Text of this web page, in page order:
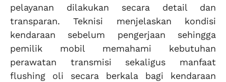
pelayanan dilakukan secara detail dan
transparan. Teknisi menjelaskan kondisi
kendaraan sebelum pengerjaan sehingga
pemilik mobil memahami kebutuhan
perawatan transmisi sekaligus manfaat
flushing oli secara berkala bagi kendaraan